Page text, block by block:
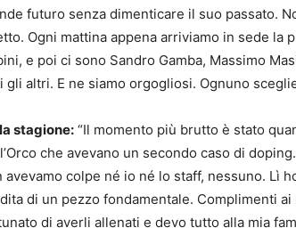
futuro senza dimenticare il suo passato.
Ogni mattina appena arriviamo in sede la
e poi ci sono Sandro Gamba, Massimo
gli altri. E ne siamo orgogliosi. Ognuno
stagione: “Il momento più brutto è stato
che avevano un secondo caso di
avevamo colpe né io né lo staff, nessuno. Lì
di un pezzo fondamentale. Complimenti
di averli allenati e devo tutto alla mia